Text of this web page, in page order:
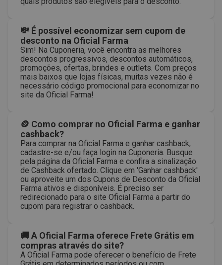
💸 É possível economizar sem cupom de
desconto na Oficial Farma
Sim! Na Cuponeria, você encontra as melhores
descontos progressivos, descontos automáticos,
promoções, ofertas, brindes e outlets. Com preços
mais baixos que lojas físicas, muitas vezes não é
necessário código promocional para economizar no
site da Oficial Farma!
🪙 Como comprar no Oficial Farma e ganhar
cashback?
Para comprar na Oficial Farma e ganhar cashback,
cadastre-se e/ou faça login na Cuponeria. Busque
pela página da Oficial Farma e confira a sinalização
de Cashback ofertado. Clique em 'Ganhar cashback'
ou aproveite um dos Cupons de Desconto da Oficial
Farma ativos e disponíveis. É preciso ser
redirecionado para o site Oficial Farma a partir do
cupom para registrar o cashback.
🚚 A Oficial Farma oferece Frete Grátis em
compras através do site?
A Oficial Farma pode oferecer o benefício de Frete